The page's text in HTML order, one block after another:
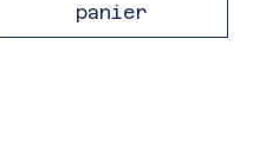
panier